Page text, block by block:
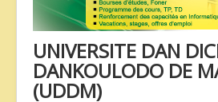
FAQ
CONTACTS
TELECHARGEMENTS
UNIVERSITE DAN
DANKOULODO DE
(UDDM)